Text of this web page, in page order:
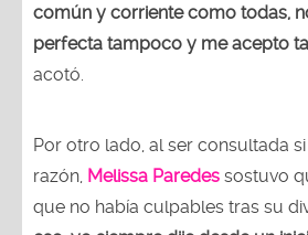
común y corriente como todas,
perfecta tampoco y me acepto
acotó.
Por otro lado, al ser consultada
razón, Melissa Paredes sostuvo
que no había culpables tras su